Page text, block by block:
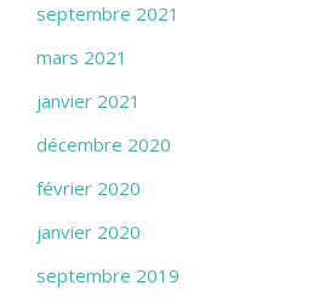
septembre 2021
mars 2021
janvier 2021
décembre 2020
février 2020
janvier 2020
septembre 2019